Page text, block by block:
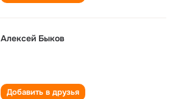
Алексей Быков
Добавить в друзья